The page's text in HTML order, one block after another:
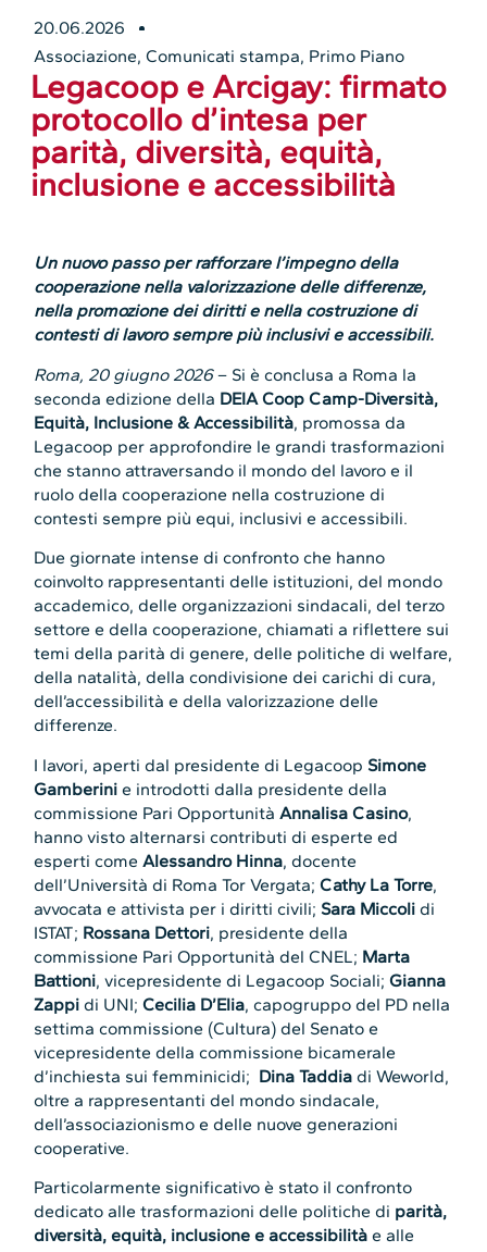
20.06.2026
Associazione,Comunicati stampa, Primo Piano
Legacoop e Arcigay: firmato
protocollo d’intesa per
parità, diversità, equità,
inclusione e accessibilità
Un nuovo passo per rafforzare l’impegno della
cooperazione nella valorizzazione delle differenze,
nella promozione dei diritti e nella costruzione di
contesti di lavoro sempre più inclusivi e accessibili.
Roma, 20 giugno 2026– Si è conclusa a Roma la
seconda edizione della DEIA Coop Camp-Diversità,
Equità, Inclusione & Accessibilità, promossa da
Legacoop per approfondire le grandi trasformazioni
che stanno attraversando il mondo del lavoro e il
ruolo della cooperazione nella costruzione di
contesti sempre più equi, inclusivi e accessibili.
Due giornate intense di confronto che hanno
coinvolto rappresentanti delle istituzioni, del mondo
accademico, delle organizzazioni sindacali, del terzo
settore e della cooperazione, chiamati a riflettere sui
temi della parità di genere, delle politiche di welfare,
della natalità, della condivisione dei carichi di cura,
dell’accessibilità e della valorizzazione delle
differenze.
I lavori, aperti dal presidente di Legacoop Simone
Gamberini e introdotti dalla presidente della
commissione Pari OpportunitàAnnalisa Casino,
hanno visto alternarsi contributi di esperte ed
esperti comeAlessandro Hinna, docente
dell’Università di Roma Tor Vergata;Cathy La Torre,
avvocata e attivista per i diritti civili; Sara Miccoli di
ISTAT; Rossana Dettori, presidente della
commissione Pari Opportunità del CNEL; Marta
Battioni, vicepresidente di Legacoop Sociali;Gianna
Zappi di UNI;Cecilia D’Elia, capogruppo del PD nella
settima commissione (Cultura) del Senato e
vicepresidente della commissione bicamerale
d’inchiesta sui femminicidi; Dina Taddia di Weworld,
oltre a rappresentanti del mondo sindacale,
dell’associazionismo e delle nuove generazioni
cooperative.
Particolarmente significativo è stato il confronto
dedicato alle trasformazioni delle politiche di parità,
diversità, equità, inclusione e accessibilità e alle